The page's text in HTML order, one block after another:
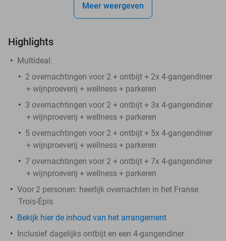
Meer weergeven
Highlights
Multideal:
2 overnachtingen voor 2 + ontbijt + 2x 4-gangendiner
+ wijnproeverij + wellness + parkeren
3 overnachtingen voor 2 + ontbijt + 3x 4-gangendiner
+ wijnproeverij + wellness + parkeren
5 overnachtingen voor 2 + ontbijt + 5x 4-gangendiner
+ wijnproeverij + wellness + parkeren
7 overnachtingen voor 2 + ontbijt + 7x 4-gangendiner
+ wijnproeverij + wellness + parkeren​
Voor 2 personen: heerlijk overnachten in het Franse
Trois-Épis
Bekijk hier de inhoud van het arrangement
Inclusief dagelijks ontbijt en een 4-gangendiner